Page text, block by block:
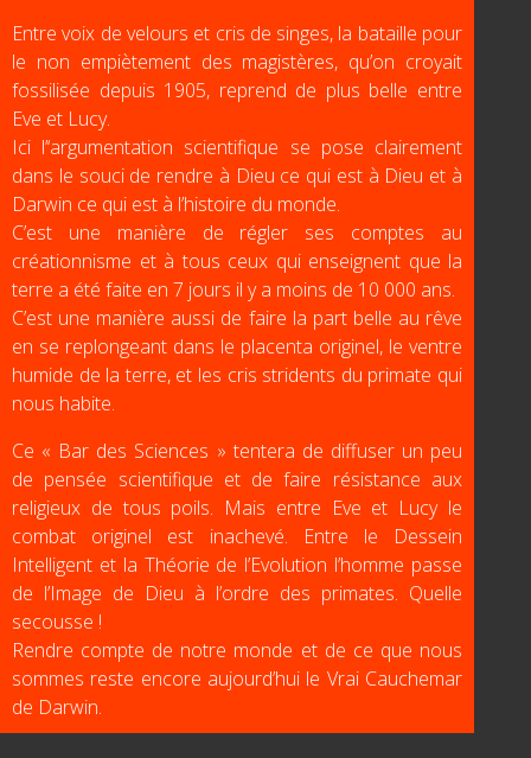
Entre voix de velours et cris de singes, la bataille pour
le non empiètement des magistères, qu’on croyait
fossilisée depuis 1905, reprend de plus belle entre
Eve et Lucy.
Ici l’‘argumentation scientifique se pose clairement
dans le souci de rendre à Dieu ce qui est à Dieu et à
Darwin ce qui est à l’histoire du monde.
C’est une manière de régler ses comptes au
créationnisme et à tous ceux qui enseignent que la
terre a été faite en 7 jours il y a moins de 10 000 ans.
C’est une manière aussi de faire la part belle au rêve
en se replongeant dans le placenta originel, le ventre
humide de la terre, et les cris stridents du primate qui
nous habite.
Ce « Bar des Sciences » tentera de diffuser un peu
de pensée scientifique et de faire résistance aux
religieux de tous poils. Mais entre Eve et Lucy le
combat originel est inachevé. Entre le Dessein
Intelligent et la Théorie de l’Evolution l’homme passe
de l’Image de Dieu à l’ordre des primates. Quelle
secousse !
Rendre compte de notre monde et de ce que nous
sommes reste encore aujourd’hui le Vrai Cauchemar
de Darwin.